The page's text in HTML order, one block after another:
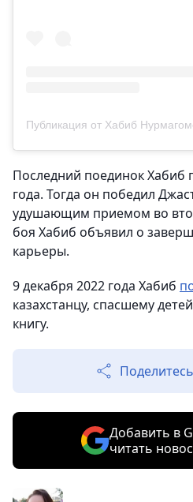
Последний поединок Хабиб
года. Тогда он победил
удушающим приемом во
боя Хабиб объявил о
карьеры.
9 декабря 2022 года Хабиб
казахстанцу, спасшему
книгу.
Добавить в
читать